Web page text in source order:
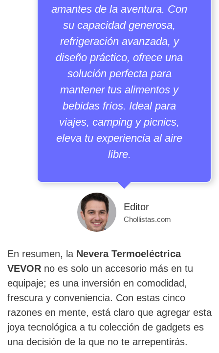
amantes de la aventura. Con
su capacidad generosa,
refrigeración avanzada, y
diseño práctico, ofrece una
solución perfecta para
mantener tus alimentos y
bebidas fríos. Ideal para
viajes, camping y picnics,
eleva tu experiencia al aire
libre.
Editor
Chollistas.com
En resumen, la Nevera Termoeléctrica
VEVOR no es solo un accesorio más en tu
equipaje; es una inversión en comodidad,
frescura y conveniencia. Con estas cinco
razones en mente, está claro que agregar esta
joya tecnológica a tu colección de gadgets es
una decisión de la que no te arrepentirás.